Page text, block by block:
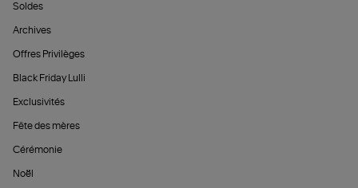
Soldes
Archives
Offres Privilèges
Black Friday Lulli
Exclusivités
Fête des mères
Cérémonie
Noël